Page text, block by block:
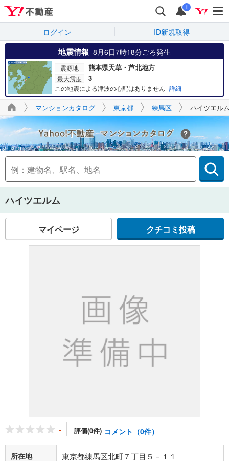
i
ログイン ID新規取得
地震情報 8月6日7時18分ごろ発生
震源地 熊本県天草・芦北地方
最大震度 3
この地震による津波の心配はありません 詳細
マンションカタログ 東京都 練馬区 ハイツエル
Yahoo!不動産
ハイツエルム
マイページ クチコミ投稿
- 評価(0件) コメント（0件）
所在地 東京都練馬区北町７丁目５－１１